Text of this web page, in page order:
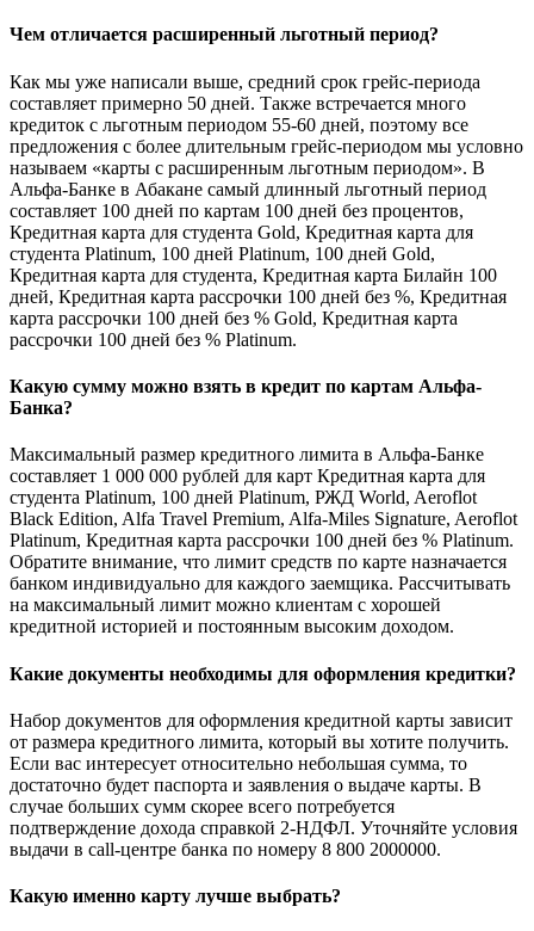
Чем отличается расширенный льготный период?
Как мы уже написали выше, средний срок грейс-периода
составляет примерно 50 дней. Также встречается много
кредиток с льготным периодом 55-60 дней, поэтому все
предложения с более длительным грейс-периодом мы условно
называем «карты с расширенным льготным периодом». В
Альфа-Банке в Абакане самый длинный льготный период
составляет 100 дней по картам 100 дней без процентов,
Кредитная карта для студента Gold, Кредитная карта для
студента Platinum, 100 дней Platinum, 100 дней Gold,
Кредитная карта для студента, Кредитная карта Билайн 100
дней, Кредитная карта рассрочки 100 дней без %, Кредитная
карта рассрочки 100 дней без % Gold, Кредитная карта
рассрочки 100 дней без % Platinum.
Какую сумму можно взять в кредит по картам Альфа-
Банка?
Максимальный размер кредитного лимита в Альфа-Банке
составляет 1 000 000 рублей для карт Кредитная карта для
студента Platinum, 100 дней Platinum, РЖД World, Aeroflot
Black Edition, Alfa Travel Premium, Alfa-Miles Signature, Aeroflot
Platinum, Кредитная карта рассрочки 100 дней без % Platinum.
Обратите внимание, что лимит средств по карте назначается
банком индивидуально для каждого заемщика. Рассчитывать
на максимальный лимит можно клиентам с хорошей
кредитной историей и постоянным высоким доходом.
Какие документы необходимы для оформления кредитки?
Набор документов для оформления кредитной карты зависит
от размера кредитного лимита, который вы хотите получить.
Если вас интересует относительно небольшая сумма, то
достаточно будет паспорта и заявления о выдаче карты. В
случае больших сумм скорее всего потребуется
подтверждение дохода справкой 2-НДФЛ. Уточняйте условия
выдачи в call-центре банка по номеру 8 800 2000000.
Какую именно карту лучше выбрать?